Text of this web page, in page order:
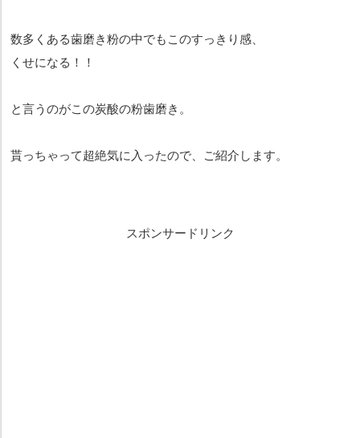
数多くある歯磨き粉の中でもこのすっきり感、
くせになる！！
と言うのがこの炭酸の粉歯磨き。
貰っちゃって超絶気に入ったので、ご紹介します。
スポンサードリンク